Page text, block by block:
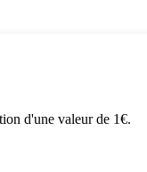
d'une valeur de 1€.